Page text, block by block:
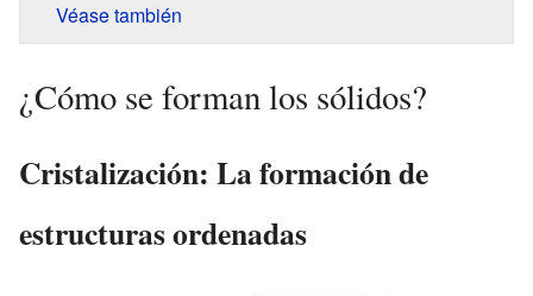
Véase también
¿Cómo se forman los sólidos?
Cristalización: La formación de
estructuras ordenadas